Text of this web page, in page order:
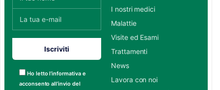
Ho letto l’informativa e
acconsento all’invio del
I nostri medici
Malattie
Visite ed Esami
Trattamenti
News
Lavora con noi